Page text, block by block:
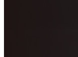
Manchmal braucht es nur